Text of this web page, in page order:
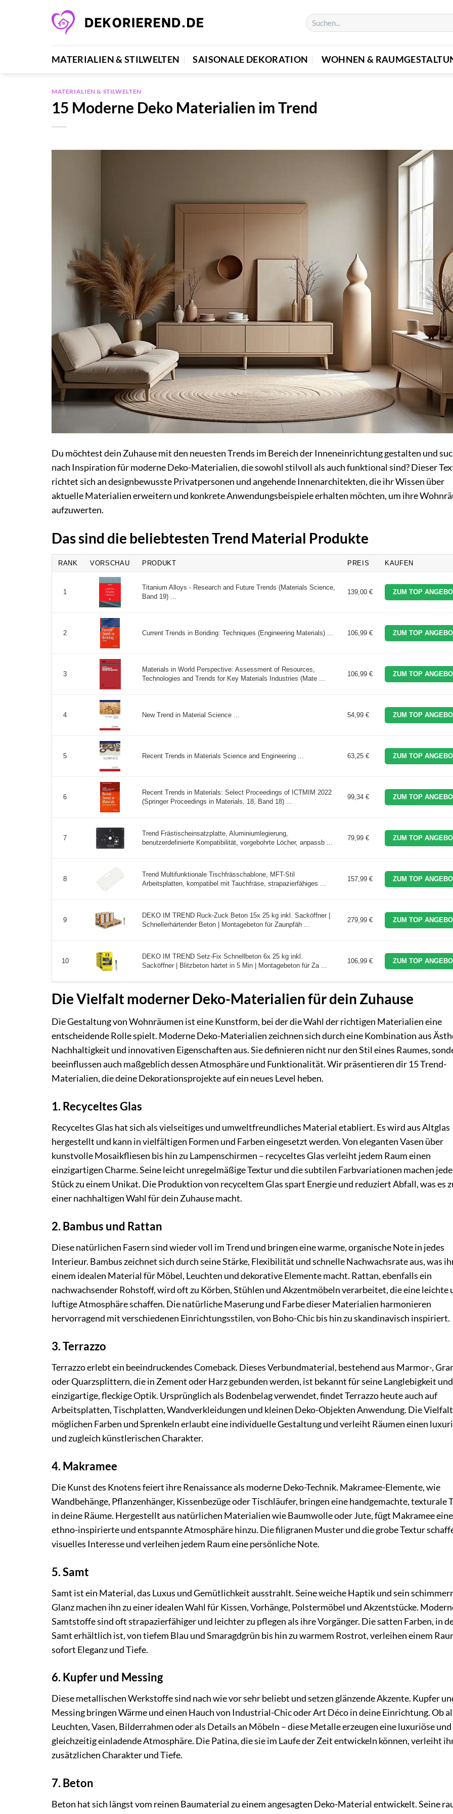
MATERIALIEN & STILWELTEN SAISONALE DEKORATION WOHNEN &
MATERIALIEN & STILWELTEN
15 Moderne Deko Materialien im Trend
Du möchtest dein Zuhause mit den neuesten Trends im Bereich der Inneneinrichtung gestalten und
nach Inspiration für moderne Deko-Materialien, die sowohl stilvoll als auch funktional sind? Dieser
richtet sich an designbewusste Privatpersonen und angehende Innenarchitekten, die ihr Wissen über
aktuelle Materialien erweitern und konkrete Anwendungsbeispiele erhalten möchten, um ihre
aufzuwerten.
Das sind die beliebtesten Trend Material Produkte
RANK VORSCHAU PRODUKT PREIS KAUFEN
1
Titanium Alloys - Research and Future Trends (Materials Science,
Band 19) ...
139,00 € ZUM TOP
2 Current Trends in Boriding: Techniques (Engineering Materials) ... 106,99 € ZUM TOP
3
Materials in World Perspective: Assessment of Resources,
Technologies and Trends for Key Materials Industries (Mate ...
106,99 € ZUM TOP
4 New Trend in Material Science ... 54,99 € ZUM TOP
5 Recent Trends in Materials Science and Engineering ... 63,25 € ZUM TOP
6
Recent Trends in Materials: Select Proceedings of ICTMIM 2022
(Springer Proceedings in Materials, 18, Band 18) ...
99,34 € ZUM TOP
7
Trend Frästischeinsatzplatte, Aluminiumlegierung,
benutzerdefinierte Kompatibilität, vorgebohrte Löcher, anpassb ...
79,99 € ZUM TOP
8
Trend Multifunktionale Tischfrässchablone, MFT-Stil
Arbeitsplatten, kompatibel mit Tauchfräse, strapazierfähiges ...
157,99 € ZUM TOP
9
DEKO IM TREND Ruck-Zuck Beton 15x 25 kg inkl. Sacköffner |
Schnellerhärtender Beton | Montagebeton für Zaunpfäh ...
279,99 € ZUM TOP
10
DEKO IM TREND Setz-Fix Schnellbeton 6x 25 kg inkl.
Sacköffner | Blitzbeton härtet in 5 Min | Montagebeton für Za ...
106,99 € ZUM TOP
Die Vielfalt moderner Deko-Materialien für dein Zuhause
Die Gestaltung von Wohnräumen ist eine Kunstform, bei der die Wahl der richtigen Materialien eine
entscheidende Rolle spielt. Moderne Deko-Materialien zeichnen sich durch eine Kombination aus
Nachhaltigkeit und innovativen Eigenschaften aus. Sie definieren nicht nur den Stil eines Raumes,
beeinflussen auch maßgeblich dessen Atmosphäre und Funktionalität. Wir präsentieren dir 15 Trend-
Materialien, die deine Dekorationsprojekte auf ein neues Level heben.
1. Recyceltes Glas
Recyceltes Glas hat sich als vielseitiges und umweltfreundliches Material etabliert. Es wird aus Altglas
hergestellt und kann in vielfältigen Formen und Farben eingesetzt werden. Von eleganten Vasen über
kunstvolle Mosaikfliesen bis hin zu Lampenschirmen – recyceltes Glas verleiht jedem Raum einen
einzigartigen Charme. Seine leicht unregelmäßige Textur und die subtilen Farbvariationen machen
Stück zu einem Unikat. Die Produktion von recyceltem Glas spart Energie und reduziert Abfall, was es
einer nachhaltigen Wahl für dein Zuhause macht.
2. Bambus und Rattan
Diese natürlichen Fasern sind wieder voll im Trend und bringen eine warme, organische Note in jedes
Interieur. Bambus zeichnet sich durch seine Stärke, Flexibilität und schnelle Nachwachsrate aus, was
einem idealen Material für Möbel, Leuchten und dekorative Elemente macht. Rattan, ebenfalls ein
nachwachsender Rohstoff, wird oft zu Körben, Stühlen und Akzentmöbeln verarbeitet, die eine leichte
luftige Atmosphäre schaffen. Die natürliche Maserung und Farbe dieser Materialien harmonieren
hervorragend mit verschiedenen Einrichtungsstilen, von Boho-Chic bis hin zu skandinavisch inspiriert.
3. Terrazzo
Terrazzo erlebt ein beeindruckendes Comeback. Dieses Verbundmaterial, bestehend aus Marmor-,
oder Quarzsplittern, die in Zement oder Harz gebunden werden, ist bekannt für seine Langlebigkeit
einzigartige, fleckige Optik. Ursprünglich als Bodenbelag verwendet, findet Terrazzo heute auch auf
Arbeitsplatten, Tischplatten, Wandverkleidungen und kleinen Deko-Objekten Anwendung. Die
möglichen Farben und Sprenkeln erlaubt eine individuelle Gestaltung und verleiht Räumen einen
und zugleich künstlerischen Charakter.
4. Makramee
Die Kunst des Knotens feiert ihre Renaissance als moderne Deko-Technik. Makramee-Elemente, wie
Wandbehänge, Pflanzenhänger, Kissenbezüge oder Tischläufer, bringen eine handgemachte, texturale
in deine Räume. Hergestellt aus natürlichen Materialien wie Baumwolle oder Jute, fügt Makramee eine
ethno-inspirierte und entspannte Atmosphäre hinzu. Die filigranen Muster und die grobe Textur
visuelles Interesse und verleihen jedem Raum eine persönliche Note.
5. Samt
Samt ist ein Material, das Luxus und Gemütlichkeit ausstrahlt. Seine weiche Haptik und sein
Glanz machen ihn zu einer idealen Wahl für Kissen, Vorhänge, Polstermöbel und Akzentstücke.
Samtstoffe sind oft strapazierfähiger und leichter zu pflegen als ihre Vorgänger. Die satten Farben, in
Samt erhältlich ist, von tiefem Blau und Smaragdgrün bis hin zu warmem Rostrot, verleihen einem
sofort Eleganz und Tiefe.
6. Kupfer und Messing
Diese metallischen Werkstoffe sind nach wie vor sehr beliebt und setzen glänzende Akzente. Kupfer
Messing bringen Wärme und einen Hauch von Industrial-Chic oder Art Déco in deine Einrichtung. Ob
Leuchten, Vasen, Bilderrahmen oder als Details an Möbeln – diese Metalle erzeugen eine luxuriöse und
gleichzeitig einladende Atmosphäre. Die Patina, die sie im Laufe der Zeit entwickeln können, verleiht
zusätzlichen Charakter und Tiefe.
7. Beton
Beton hat sich längst vom reinen Baumaterial zu einem angesagten Deko-Material entwickelt. Seine